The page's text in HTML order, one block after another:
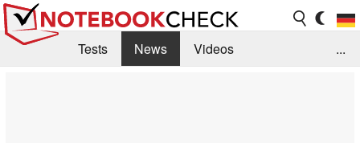
Tests News
Videos
...